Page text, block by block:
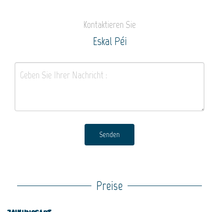
Kontaktieren Sie
Eskal Péi
Senden
Preise